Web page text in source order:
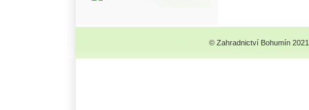
© Zahradnictví Bohumín